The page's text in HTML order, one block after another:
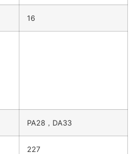
16
PA28，DA33
227